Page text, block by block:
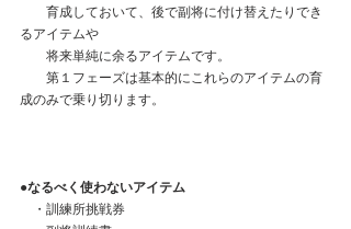
育成しておいて、後で副将に付け替えたりでき
るアイテムや
将来単純に余るアイテムです。
第１フェーズは基本的にこれらのアイテムの育
成のみで乗り切ります。
●なるべく使わないアイテム
・訓練所挑戦券